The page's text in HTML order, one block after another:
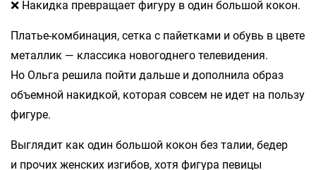
❌ Накидка превращает фигуру в один большой кокон.
Платье-комбинация, сетка с пайетками и обувь в цвете
металлик — классика новогоднего телевидения.
Но Ольга решила пойти дальше и дополнила образ
объемной накидкой, которая совсем не идет на пользу
фигуре.
Выглядит как один большой кокон без талии, бедер
и прочих женских изгибов, хотя фигура певицы